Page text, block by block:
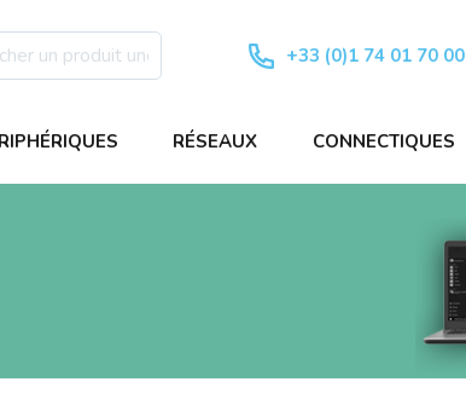
+33 (0)1 74 01 70 00
RÉSEAUX CONNECTIQUES